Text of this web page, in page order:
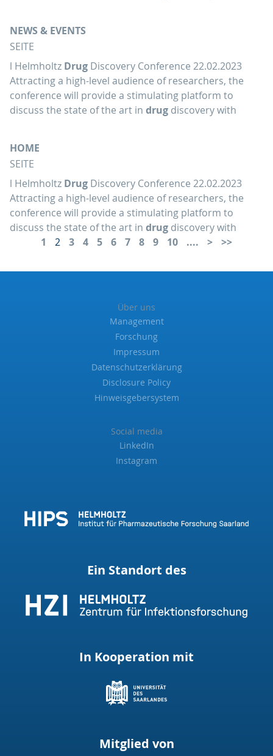
NEWS & EVENTS
SEITE
l Helmholtz Drug Discovery Conference 22.02.2023
Attracting a high-level audience of researchers, the
conference will provide a stimulating platform to
discuss the state of the art in drug discovery with
HOME
SEITE
l Helmholtz Drug Discovery Conference 22.02.2023
Attracting a high-level audience of researchers, the
conference will provide a stimulating platform to
discuss the state of the art in drug discovery with
1
2 3 4 5 6 7 8 9 10 ....
Über uns
Management
Forschung
Impressum
Datenschutzerklärung
Disclosure Policy
Hinweisgebersystem
Social media
LinkedIn
Instagram
Ein Standort des
In Kooperation mit
Mitglied von